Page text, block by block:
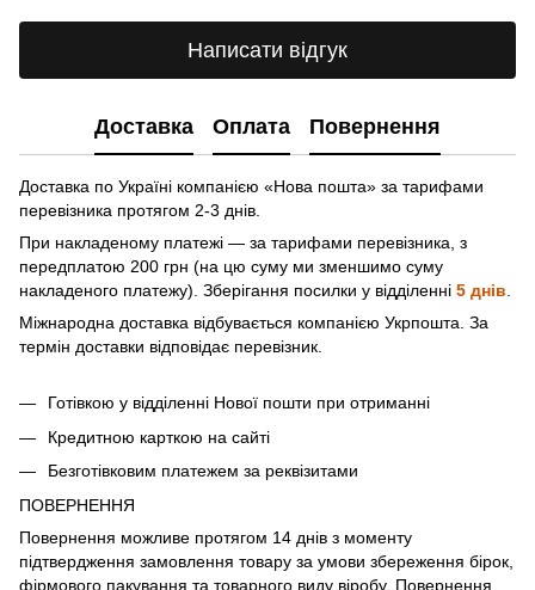
Написати відгук
Доставка Оплата Повернення
Доставка по Україні компанією «Нова пошта» зa тарифами
перевізника протягом 2-3 днів.
При накладеному платежі — за тарифами перевізника, з
передплатою 200 грн (на цю суму ми зменшимо суму
накладеного платежу). Зберігання посилки у відділенні 5 днів.
Міжнародна доставка відбувається компанією Укрпошта. За
термін доставки відповідає перевізник.
Готівкою у відділенні Нової пошти при отриманні
Кредитною карткою на сайті
Безготівковим платежем за реквізитами
ПОВЕРНЕННЯ
Повернення можливе протягом 14 днів з моменту
підтвердження замовлення товару за умови збереження бірок,
фірмового пакування та товарного виду віробу. Повернення